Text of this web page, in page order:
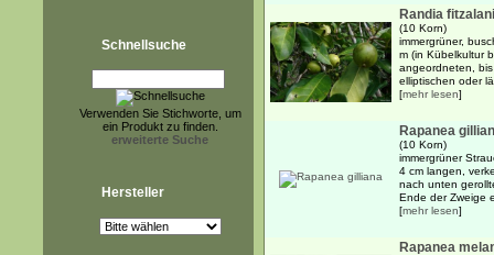
Schnellsuche
Verwenden Sie Stichworte, um
ein Produkt zu finden.
erweiterte Suche
Hersteller
Randia
(10 Korn)
immergrüner,
m (in Kübelkultur
angeordneten,
elliptischen oder
[mehr lesen]
Rapanea
(10 Korn)
immergrüner
4 cm langen,
nach unten
Ende der Zweige
[mehr lesen]
Rapanea